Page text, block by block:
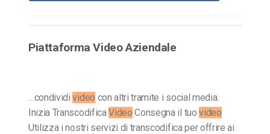
Piattaforma Video Aziendale
…condividivideo con altri tramite i social media.
Inizia TranscodificaVideo Consegna il tuovideo
Utilizza i nostri servizi di transcodifica per offrire ai